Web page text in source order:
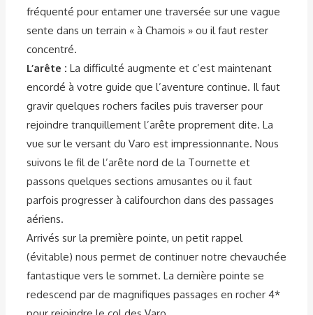
fréquenté pour entamer une traversée sur une vague
sente dans un terrain « à Chamois » ou il faut rester
concentré.
L’arête : La difficulté augmente et c’est maintenant
encordé à votre guide que l’aventure continue. Il faut
gravir quelques rochers faciles puis traverser pour
rejoindre tranquillement l’arête proprement dite. La
vue sur le versant du Varo est impressionnante. Nous
suivons le fil de l’arête nord de la Tournette et
passons quelques sections amusantes ou il faut
parfois progresser à califourchon dans des passages
aériens.
Arrivés sur la première pointe, un petit rappel
(évitable) nous permet de continuer notre chevauchée
fantastique vers le sommet. La dernière pointe se
redescend par de magnifiques passages en rocher 4*